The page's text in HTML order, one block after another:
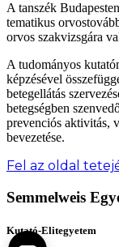
A tanszék
tematikus
orvos szakvizsgára
A tudományos
képzésével
betegellátás
betegségben
prevenciós aktivitás,
bevezetése.
Fel az oldal
Semmelweis
Kutató-Elitegyetem